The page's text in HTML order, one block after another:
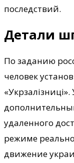
последствий.
Детали
По заданию
человек
удаленного
режиме
движение